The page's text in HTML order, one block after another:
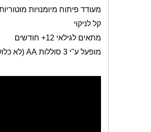
מעודד פיתוח מיומנויות
קל לניקוי
מתאים לגילאי 12+ חודשים
מופעל ע"י 3 סוללות
AA (לא